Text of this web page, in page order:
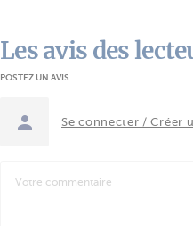
Les avis des
POSTEZ UN AVIS
Se connecter / Créer